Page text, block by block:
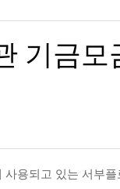
ago
- 24 hours ago
류 형사처벌한다 -
리아 “연합회 모든 기사 취
합 원한다면 ‘한인회관’ 포
미
낚시/비치
기금모
용되고 있는 서부플